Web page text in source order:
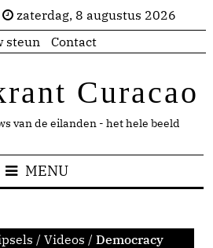
zaterdag, 8 augustus 2026
steun Contact
Curacao
van de eilanden - het hele beeld
MENU
/ Videos / Democracy